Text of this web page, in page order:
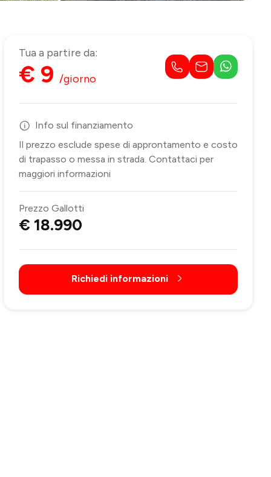
Tua a partire da:
€ 9 /giorno
Info sul finanziamento
Il prezzo esclude spese di approntamento e costo
di trapasso o messa in strada. Contattaci per
maggiori informazioni
Prezzo Gallotti
€ 18.990
Richiedi informazioni